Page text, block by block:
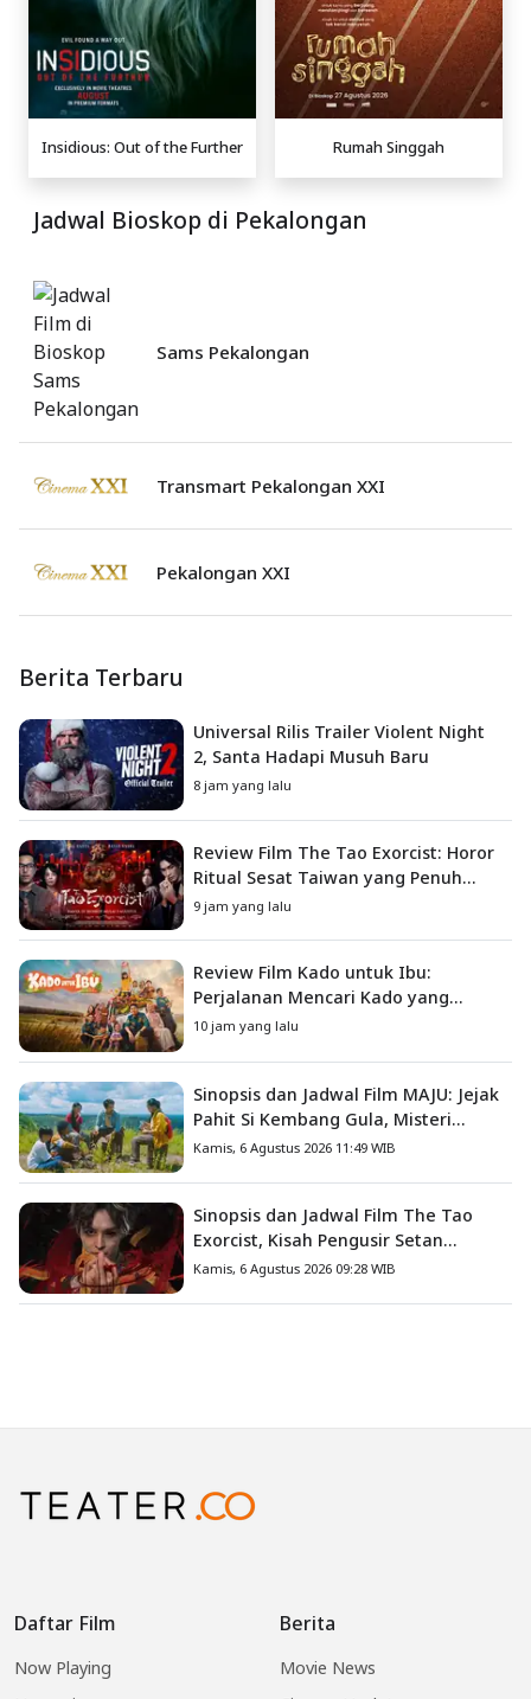
Insidious: Out of the Further Rumah Singgah
Jadwal Bioskop di Pekalongan
Sams Pekalongan
Transmart Pekalongan XXI
Pekalongan XXI
Berita Terbaru
Universal Rilis Trailer Violent Night
2, Santa Hadapi Musuh Baru
8 jam yang lalu
Review Film The Tao Exorcist: Horor
Ritual Sesat Taiwan yang Penuh
Misteri dan Teror Psikologis
9 jam yang lalu
Review Film Kado untuk Ibu:
Perjalanan Mencari Kado yang
Mengajarkan Arti Keluarga
10 jam yang lalu
Sinopsis dan Jadwal Film MAJU: Jejak
Pahit Si Kembang Gula, Misteri
Hilangnya Bagas di Lokasi Jambore
Kamis, 6 Agustus 2026 11:49 WIB
Sinopsis dan Jadwal Film The Tao
Exorcist, Kisah Pengusir Setan
Melawan Kutukan Mematikan
Kamis, 6 Agustus 2026 09:28 WIB
Daftar Film
Now Playing
Berita
Movie News